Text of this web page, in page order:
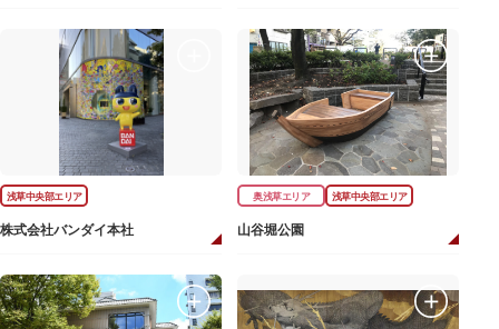
浅草中央部エリア
株式会社バンダイ本社
奥浅草エリア 浅草中央部エリア
山谷堀公園